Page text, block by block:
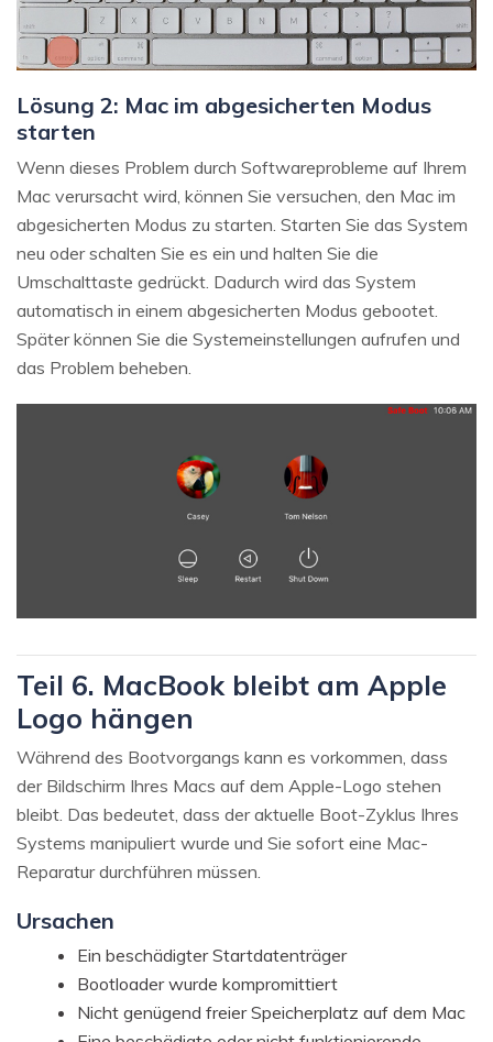
Lösung 2: Mac im abgesicherten Modus
starten
Wenn dieses Problem durch Softwareprobleme auf Ihrem
Mac verursacht wird, können Sie versuchen, den Mac im
abgesicherten Modus zu starten. Starten Sie das System
neu oder schalten Sie es ein und halten Sie die
Umschalttaste gedrückt. Dadurch wird das System
automatisch in einem abgesicherten Modus gebootet.
Später können Sie die Systemeinstellungen aufrufen und
das Problem beheben.
Teil 6. MacBook bleibt am Apple
Logo hängen
Während des Bootvorgangs kann es vorkommen, dass
der Bildschirm Ihres Macs auf dem Apple-Logo stehen
bleibt. Das bedeutet, dass der aktuelle Boot-Zyklus Ihres
Systems manipuliert wurde und Sie sofort eine Mac-
Reparatur durchführen müssen.
Ursachen
Ein beschädigter Startdatenträger
Bootloader wurde kompromittiert
Nicht genügend freier Speicherplatz auf dem Mac